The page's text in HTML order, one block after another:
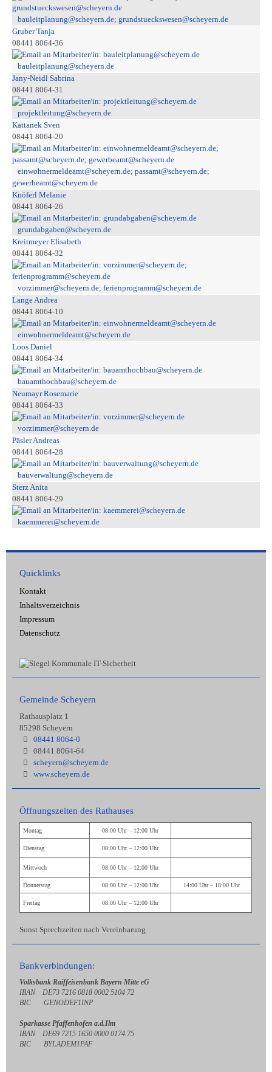
bauleitplanung@scheyern.de; grundstueckswesen@scheyern.de
Gruber Tanja
08441 8064-36
bauleitplanung@scheyern.de
Jany-Neidl Sabrina
08441 8064-31
projektleitung@scheyern.de
Kattanek Sven
08441 8064-20
einwohnermeldeamt@scheyern.de; passamt@scheyern.de;
gewerbeamt@scheyern.de
Knöferl Melanie
08441 8064-26
grundabgaben@scheyern.de
Kreitmeyer Elisabeth
08441 8064-32
vorzimmer@scheyern.de; ferienprogramm@scheyern.de
Lange Andrea
08441 8064-10
einwohnermeldeamt@scheyern.de
Loos Daniel
08441 8064-34
bauamthochbau@scheyern.de
Neumayr Rosemarie
08441 8064-33
vorzimmer@scheyern.de
Päsler Andreas
08441 8064-28
bauverwaltung@scheyern.de
Sterz Anita
08441 8064-29
kaemmerei@scheyern.de
Quicklinks
Kontakt
Inhaltsverzeichnis
Impressum
Datenschutz
Gemeinde Scheyern
Rathausplatz 1
85298 Scheyern
08441 8064-0
08441 8064-64
scheyern@scheyern.de
www.scheyern.de
Öffnungszeiten des Rathauses
Montag 08:00 Uhr – 12:00 Uhr
Dienstag 08:00 Uhr – 12:00 Uhr
Mittwoch 08:00 Uhr – 12:00 Uhr
Donnerstag 08:00 Uhr – 12:00 Uhr 14:00 Uhr – 18:00 Uhr
Freitag 08:00 Uhr – 12:00 Uhr
Sonst Sprechzeiten nach Vereinbarung
Bankverbindungen:
Volksbank Raiffeisenbank Bayern Mitte eG
IBAN DE73 7216 0818 0002 5104 72
BIC GENODEF1INP
Sparkasse Pfaffenhofen a.d.Ilm
IBAN DE69 7215 1650 0000 0174 75
BIC BYLADEM1PAF